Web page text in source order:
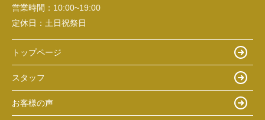
営業時間： 10:00~19:00
定休日： 土日祝祭日
トップページ
スタッフ
お客様の声